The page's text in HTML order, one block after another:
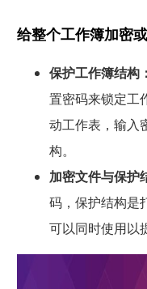
给整个工作簿加密
保护工作簿结构：
置密码来锁定工
动工作表，输入
构。
加密文件与保护
码，保护结构是
可以同时使用以